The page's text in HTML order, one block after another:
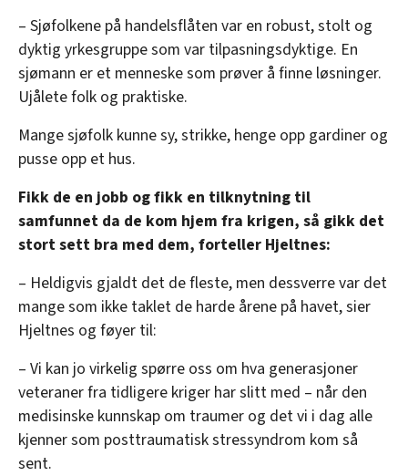
– Sjøfolkene på handelsflåten var en robust, stolt og
dyktig yrkesgruppe som var tilpasningsdyktige. En
sjømann er et menneske som prøver å finne løsninger.
Ujålete folk og praktiske.
Mange sjøfolk kunne sy, strikke, henge opp gardiner og
pusse opp et hus.
Fikk de en jobb og fikk en tilknytning til
samfunnet da de kom hjem fra krigen, så gikk det
stort sett bra med dem, forteller Hjeltnes:
– Heldigvis gjaldt det de fleste, men dessverre var det
mange som ikke taklet de harde årene på havet, sier
Hjeltnes og føyer til:
– Vi kan jo virkelig spørre oss om hva generasjoner
veteraner fra tidligere kriger har slitt med – når den
medisinske kunnskap om traumer og det vi i dag alle
kjenner som posttraumatisk stressyndrom kom så
sent.